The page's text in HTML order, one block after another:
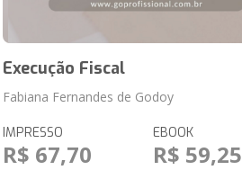
Execução Fiscal
Fabiana Fernandes de Godoy
IMPRESSO
R$ 67,70
EBOOK
R$ 59,25